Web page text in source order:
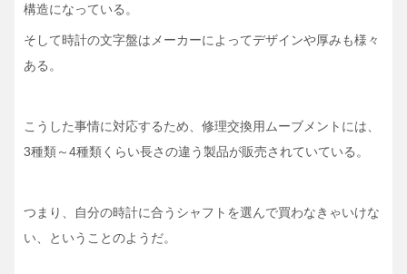
構造になっている。
そして時計の文字盤はメーカーによってデザインや厚みも様々
ある。
こうした事情に対応するため、修理交換用ムーブメントには、
3種類～4種類くらい長さの違う製品が販売されていている。
つまり、自分の時計に合うシャフトを選んで買わなきゃいけな
い、ということのようだ。